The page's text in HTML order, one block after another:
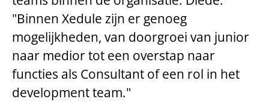
"Binnen Xedule zijn er genoeg
mogelijkheden, van doorgroei van junior
naar medior tot een overstap naar
functies als Consultant of een rol in het
development team."